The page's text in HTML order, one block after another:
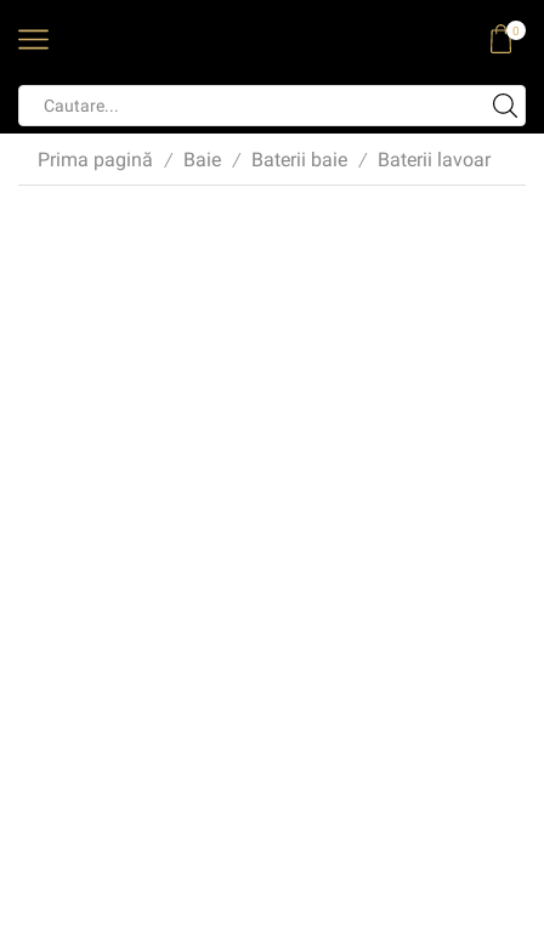
0
Prima pagină / Baie / Baterii baie / Baterii lavoar